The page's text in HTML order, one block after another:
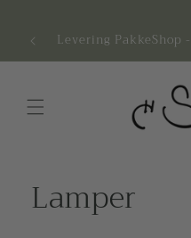
Levering
Lamper